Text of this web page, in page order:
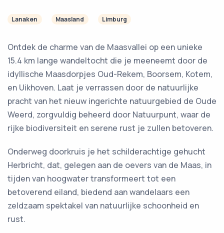
Lanaken Maasland Limburg
Ontdek de charme van de Maasvallei op een unieke
15.4 km lange wandeltocht die je meeneemt door de
idyllische Maasdorpjes Oud-Rekem, Boorsem, Kotem,
en Uikhoven. Laat je verrassen door de natuurlijke
pracht van het nieuw ingerichte natuurgebied de Oude
Weerd, zorgvuldig beheerd door Natuurpunt, waar de
rijke biodiversiteit en serene rust je zullen betoveren.
Onderweg doorkruis je het schilderachtige gehucht
Herbricht, dat, gelegen aan de oevers van de Maas, in
tijden van hoogwater transformeert tot een
betoverend eiland, biedend aan wandelaars een
zeldzaam spektakel van natuurlijke schoonheid en
rust.